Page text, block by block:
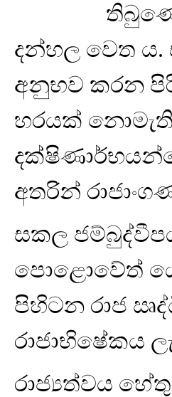
දන්හල වෙත
අනුභව කරන
හරයක්
අතරින්
සකල
පොළොවේත්
පිහිටන රාජ
රාජාභිෂේකය
රාජ්‍යත්වය